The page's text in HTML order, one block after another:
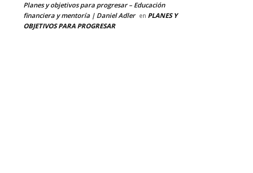
Planes y objetivos para progresar – Educación
financiera y mentoría | Daniel Adler en PLANES Y
OBJETIVOS PARA PROGRESAR